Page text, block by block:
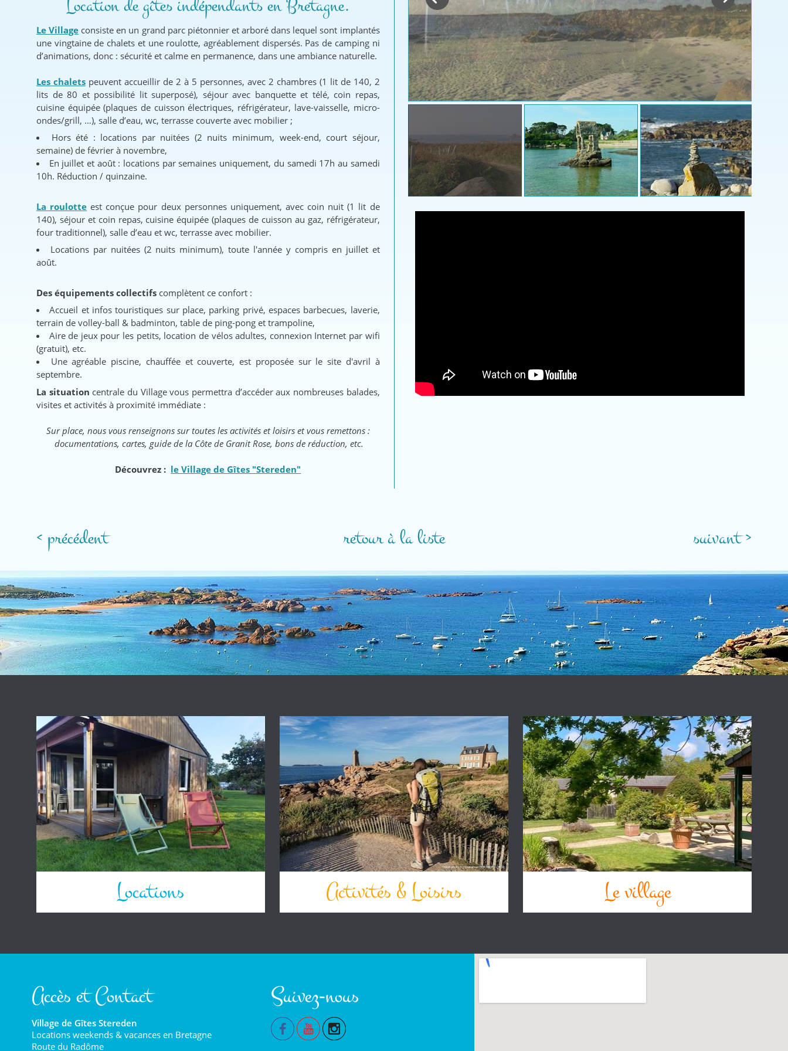
Location de gîtes indépendants en Bretagne.
Le Village consiste en un grand parc piétonnier et arboré dans lequel sont implantés
une vingtaine de chalets et une roulotte, agréablement dispersés. Pas de camping ni
d’animations, donc : sécurité et calme en permanence, dans une ambiance naturelle.
Les chaletspeuvent accueillir de 2 à 5 personnes, avec 2 chambres (1 lit de 140, 2
lits de 80 et possibilité lit superposé), séjour avec banquette et télé, coin repas,
cuisine équipée (plaques de cuisson électriques, réfrigérateur, lave-vaisselle, micro-
ondes/grill, …), salle d’eau, wc, terrasse couverte avec mobilier ;
Hors été : locations par nuitées (2 nuits minimum, week-end, court séjour,
semaine) de février à novembre,
En juillet et août : locations par semaines uniquement, du samedi 17h au samedi
10h. Réduction / quinzaine.
La roulotte est conçue pour deux personnes uniquement, avec coin nuit (1 lit de
140), séjour et coin repas, cuisine équipée (plaques de cuisson au gaz, réfrigérateur,
four traditionnel), salle d’eau et wc, terrasse avec mobilier.
Locations par nuitées (2 nuits minimum), toute l'année y compris en juillet et
août.
Des équipements collectifs complètent ce confort :
Accueil et infos touristiques sur place, parking privé, espaces barbecues, laverie,
terrain de volley-ball & badminton, table de ping-pong et trampoline,
Aire de jeux pour les petits, location de vélos adultes, connexion Internet par wifi
(gratuit), etc.
Une agréable piscine, chauffée et couverte, est proposée sur le site d'avril à
septembre.
La situation centrale du Village vous permettra d’accéder aux nombreuses balades,
visites et activités à proximité immédiate :
Sur place, nous vous renseignons sur toutes les activités et loisirs et vous remettons :
documentations, cartes, guide de la Côte de Granit Rose, bons de réduction, etc.
Découvrez : le Village de Gîtes "Stereden"
suivant >
< précédent retour à la liste
Locations Activités & Loisirs Le village
Accès et Contact
Village de Gîtes Stereden
Locations weekends & vacances en Bretagne
Route du Radôme
Suivez-nous